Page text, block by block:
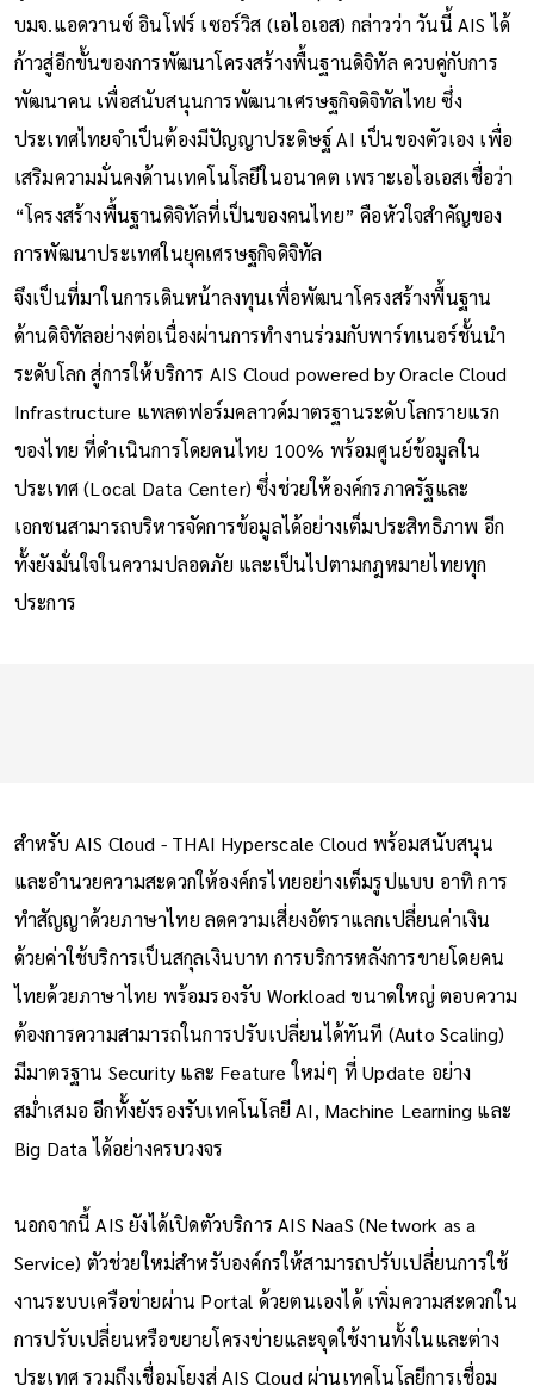
บมจ.แอดวานซ์ อินโฟร์ เซอร์วิส (เอไอเอส) กล่าวว่า วันนี้ AIS ได้
ก้าวสู่อีกขั้นของการพัฒนาโครงสร้างพื้นฐานดิจิทัล ควบคู่กับการ
พัฒนาคน เพื่อสนับสนุนการพัฒนาเศรษฐกิจดิจิทัลไทย ซึ่ง
ประเทศไทยจำเป็นต้องมีปัญญาประดิษฐ์ AI เป็นของตัวเอง เพื่อ
เสริมความมั่นคงด้านเทคโนโลยีในอนาคต เพราะเอไอเอสเชื่อว่า
“โครงสร้างพื้นฐานดิจิทัลที่เป็นของคนไทย” คือหัวใจสำคัญของ
การพัฒนาประเทศในยุคเศรษฐกิจดิจิทัล
จึงเป็นที่มาในการเดินหน้าลงทุนเพื่อพัฒนาโครงสร้างพื้นฐาน
ด้านดิจิทัลอย่างต่อเนื่องผ่านการทำงานร่วมกับพาร์ทเนอร์ชั้นนำ
ระดับโลก สู่การให้บริการ AIS Cloud powered by Oracle Cloud
Infrastructure แพลตฟอร์มคลาวด์มาตรฐานระดับโลกรายแรก
ของไทย ที่ดำเนินการโดยคนไทย 100% พร้อมศูนย์ข้อมูลใน
ประเทศ (Local Data Center) ซึ่งช่วยให้องค์กรภาครัฐและ
เอกชนสามารถบริหารจัดการข้อมูลได้อย่างเต็มประสิทธิภาพ อีก
ทั้งยังมั่นใจในความปลอดภัย และเป็นไปตามกฎหมายไทยทุก
ประการ
สำหรับ AIS Cloud - THAI Hyperscale Cloud พร้อมสนับสนุน
และอำนวยความสะดวกให้องค์กรไทยอย่างเต็มรูปแบบ อาทิ การ
ทำสัญญาด้วยภาษาไทย ลดความเสี่ยงอัตราแลกเปลี่ยนค่าเงิน
ด้วยค่าใช้บริการเป็นสกุลเงินบาท การบริการหลังการขายโดยคน
ไทยด้วยภาษาไทย พร้อมรองรับ Workload ขนาดใหญ่ ตอบความ
ต้องการความสามารถในการปรับเปลี่ยนได้ทันที (Auto Scaling)
มีมาตรฐาน Security และ Feature ใหม่ๆ ที่ Update อย่าง
สม่ำเสมอ อีกทั้งยังรองรับเทคโนโลยี AI, Machine Learning และ
Big Data ได้อย่างครบวงจร
นอกจากนี้ AIS ยังได้เปิดตัวบริการ AIS NaaS (Network as a
Service) ตัวช่วยใหม่สำหรับองค์กรให้สามารถปรับเปลี่ยนการใช้
งานระบบเครือข่ายผ่าน Portal ด้วยตนเองได้ เพิ่มความสะดวกใน
การปรับเปลี่ยนหรือขยายโครงข่ายและจุดใช้งานทั้งในและต่าง
ประเทศ รวมถึงเชื่อมโยงสู่ AIS Cloud ผ่านเทคโนโลยีการเชื่อม